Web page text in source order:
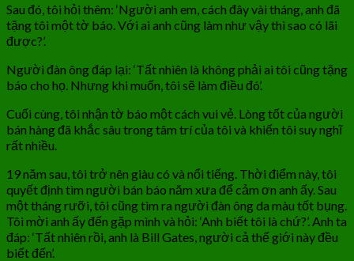
Sau đó, tôi hỏi thêm: ‘Người anh em, cách đây vài tháng, anh đã
tặng tôi một tờ báo. Với ai anh cũng làm như vậy thì sao có lãi
được?’.
Người đàn ông đáp lại: ‘Tất nhiên là không phải ai tôi cũng tặng
báo cho họ. Nhưng khi muốn, tôi sẽ làm điều đó’.
Cuối cùng, tôi nhận tờ báo một cách vui vẻ. Lòng tốt của người
bán hàng đã khắc sâu trong tâm trí của tôi và khiến tôi suy nghĩ
rất nhiều.
19 năm sau, tôi trở nên giàu có và nổi tiếng. Thời điểm này, tôi
quyết định tìm người bán báo năm xưa để cảm ơn anh ấy. Sau
một tháng rưỡi, tôi cũng tìm ra người đàn ông da màu tốt bụng.
Tôi mời anh ấy đến gặp mình và hỏi: ‘Anh biết tôi là chứ?’. Anh ta
đáp: ‘Tất nhiên rồi, anh là Bill Gates, người cả thế giới này đều
biết đến’.